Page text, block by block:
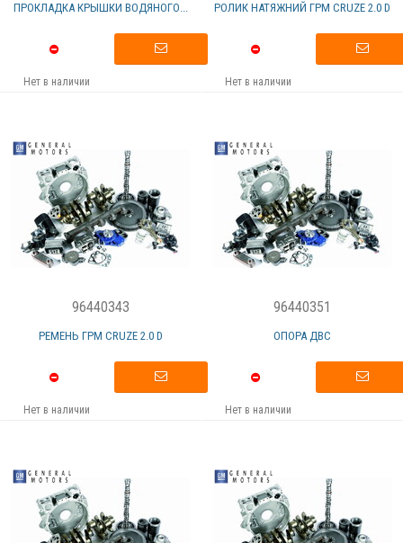
ПРОКЛАДКА КРЫШКИ ВОДЯНОГО...
Нет в наличии
РОЛИК НАТЯЖНИЙ ГРМ CRUZE 2.0 D
Нет в наличии
96440343
РЕМЕНЬ ГРМ CRUZE 2.0 D
Нет в наличии
96440351
ОПОРА ДВС
Нет в наличии